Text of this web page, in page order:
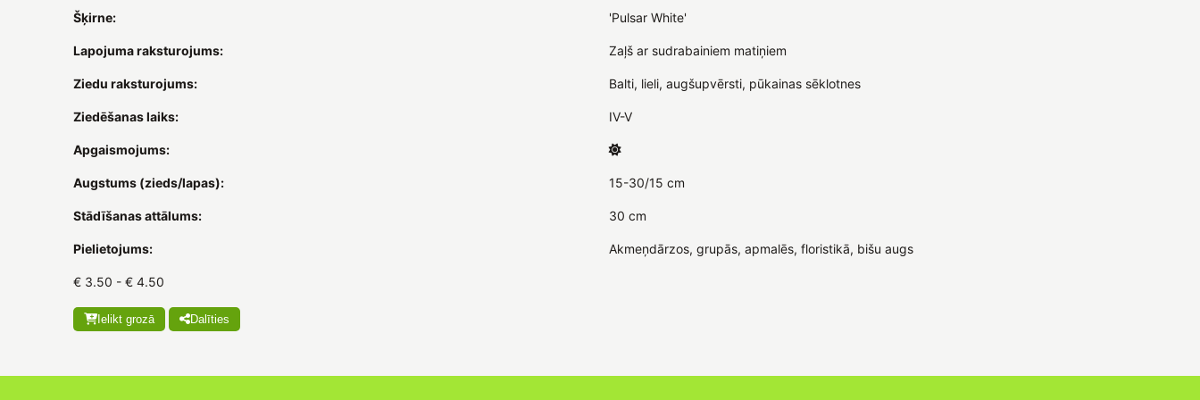
Šķirne: 'Pulsar White'
Lapojuma raksturojums: Zaļš ar sudrabainiem matiņiem
Ziedu raksturojums: Balti, lieli, augšupvērsti, pūkainas sēklotnes
Ziedēšanas laiks: IV-V
Apgaismojums:
Augstums (zieds/lapas): 15-30/15 cm
Stādīšanas attālums: 30 cm
Pielietojums: Akmeņdārzos, grupās, apmalēs, floristikā, bišu augs
€ 3.50 - € 4.50
Ielikt grozā Dalīties